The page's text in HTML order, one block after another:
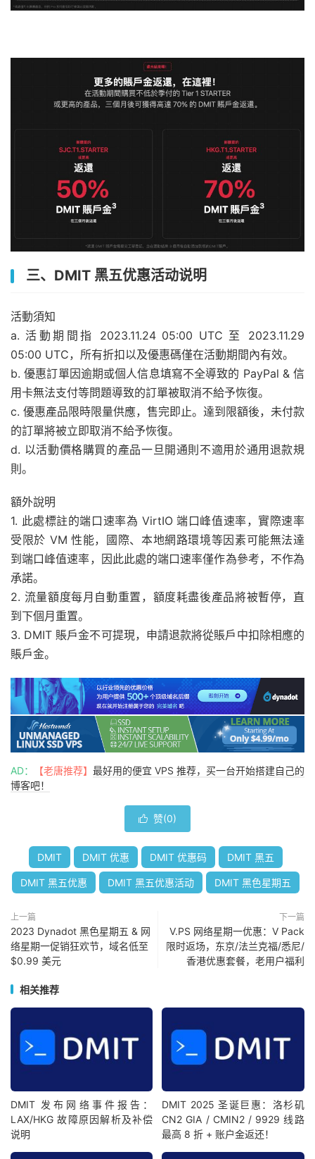
三、DMIT 黑五优惠活动说明
活動須知
a. 活動期間指 2023.11.24 05:00 UTC 至 2023.11.29
05:00 UTC，所有折扣以及優惠碼僅在活動期間內有效。
b. 優惠訂單因逾期或個人信息填寫不全導致的 PayPal & 信
用卡無法支付等問題導致的訂單被取消不給予恢復。
c. 優惠產品限時限量供應，售完即止。達到限額後，未付款
的訂單將被立即取消不給予恢復。
d. 以活動價格購買的產品一旦開通則不適用於通用退款規
則。
額外說明
1. 此處標註的端口速率為 VirtIO 端口峰值速率，實際速率
受限於 VM 性能，國際、本地網路環境等因素可能無法達
到端口峰值速率，因此此處的端口速率僅作為參考，不作為
承諾。
2. 流量額度每月自動重置，額度耗盡後產品將被暫停，直
到下個月重置。
3. DMIT 賬戶金不可提現，申請退款將從賬戶中扣除相應的
賬戶金。
AD： 【老唐推荐】 最好用的便宜 VPS 推荐，买一台开始搭建自己的
博客吧！
 赞(0)
DMIT DMIT 优惠 DMIT 优惠码 DMIT 黑五
DMIT 黑五优惠 DMIT 黑五优惠活动 DMIT 黑色星期五
上一篇
2023 Dynadot 黑色星期五 & 网
络星期一促销狂欢节，域名低至
$0.99 美元
下一篇
V.PS 网络星期一优惠：V Pack
限时返场，东京/法兰克福/悉尼/
香港优惠套餐，老用户福利
相关推荐
DMIT 发布网络事件报告：
LAX/HKG 故障原因解析及补偿
说明
DMIT 2025 圣诞巨惠：洛杉矶
CN2 GIA / CMIN2 / 9929 线路
最高 8 折 + 账户金返还！